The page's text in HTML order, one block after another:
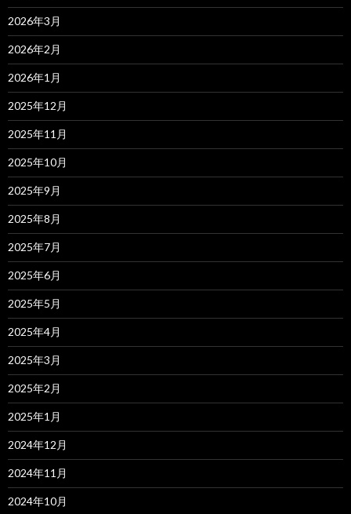
2026年3月
2026年2月
2026年1月
2025年12月
2025年11月
2025年10月
2025年9月
2025年8月
2025年7月
2025年6月
2025年5月
2025年4月
2025年3月
2025年2月
2025年1月
2024年12月
2024年11月
2024年10月